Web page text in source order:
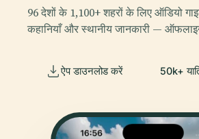
96 देशों के 1,100+ शहरों के लिए ऑडियो
कहानियाँ और स्थानीय जानकारी —
ऐप डाउनलोड करें 50k+